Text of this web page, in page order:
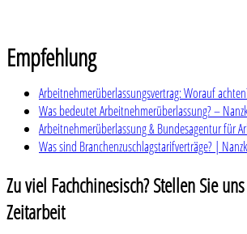
Empfehlung
Arbeitnehmerüberlassungsvertrag: Worauf
Was bedeutet Arbeitnehmerüberlassung? –
Arbeitnehmerüberlassung & Bundesagentur für
Was sind Branchenzuschlagstarifverträge? |
Zu viel Fachchinesisch? Stellen Sie
Zeitarbeit